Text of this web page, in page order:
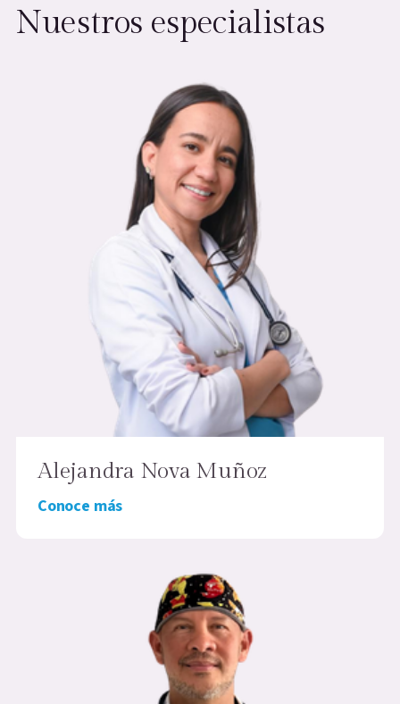
Nuestros especialistas
Alejandra Nova Muñoz
Conoce más